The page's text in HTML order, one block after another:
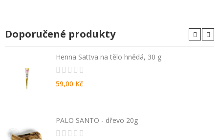
Doporučené produkty
Henna Sattva na tělo hnědá, 30 g
59,00 Kč
PALO SANTO - dřevo 20g